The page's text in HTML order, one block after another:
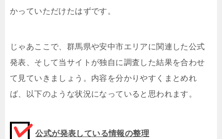
かっていただけたはずです。
じゃあここで、群馬県や安中市エリアに関連した公式
発表、そして当サイトが独自に調査した結果を合わせ
て見ていきましょう。内容を分かりやすくまとめれ
ば、以下のような状況になっていると思われます。
公式が発表している情報の整理